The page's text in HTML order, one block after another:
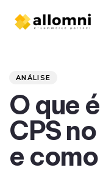
ANÁLISE
O que
CPS
e